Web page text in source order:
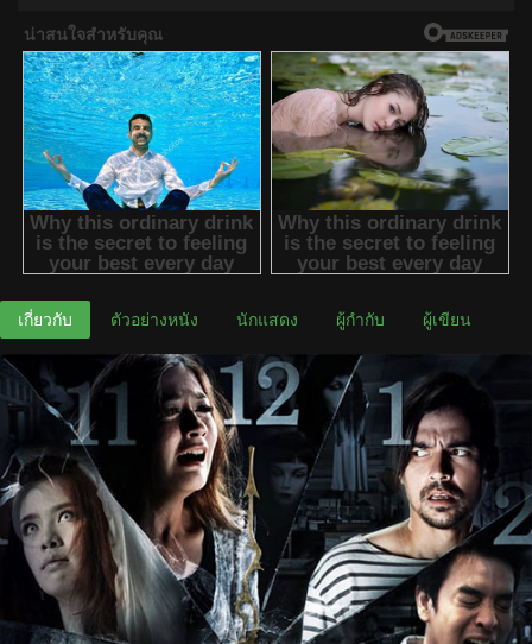
เกี่ยวกับ ตัวอย่างหนัง นักแสดง ผู้กำกับ ผู้เขียน